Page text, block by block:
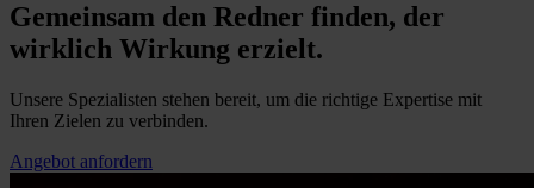
Gemeinsam den Redner finden, der
wirklich Wirkung erzielt.
Unsere Spezialisten stehen bereit, um die richtige Expertise mit
Ihren Zielen zu verbinden.
Angebot anfordern